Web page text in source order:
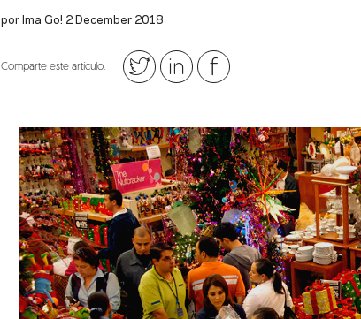
por Ima Go! 2 December 2018
Comparte este artículo: